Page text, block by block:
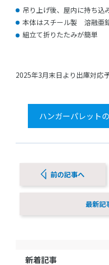
吊り上げ後、屋内に持ち込
本体はスチール製 溶融亜
組立て折りたたみが簡単
2025年3月末日より出庫対応予
ハンガーパレット
前の記事へ
最新記
新着記事